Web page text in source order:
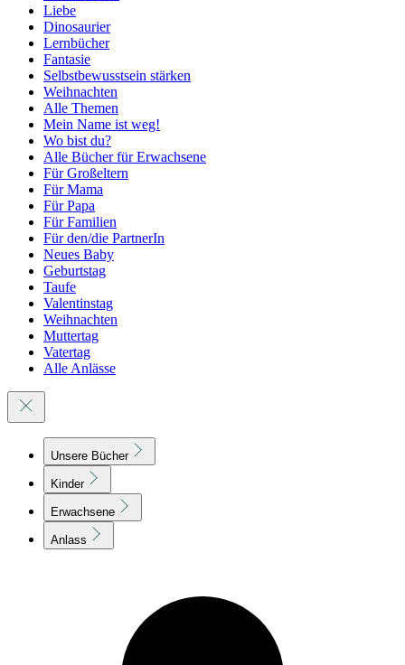
Liebe
Dinosaurier
Lernbücher
Fantasie
Selbstbewusstsein stärken
Weihnachten
Alle Themen
Mein Name ist weg!
Wo bist du?
Alle Bücher für Erwachsene
Für Großeltern
Für Mama
Für Papa
Für Familien
Für den/die PartnerIn
Neues Baby
Geburtstag
Taufe
Valentinstag
Weihnachten
Muttertag
Vatertag
Alle Anlässe
Unsere Bücher
Kinder
Erwachsene
Anlass